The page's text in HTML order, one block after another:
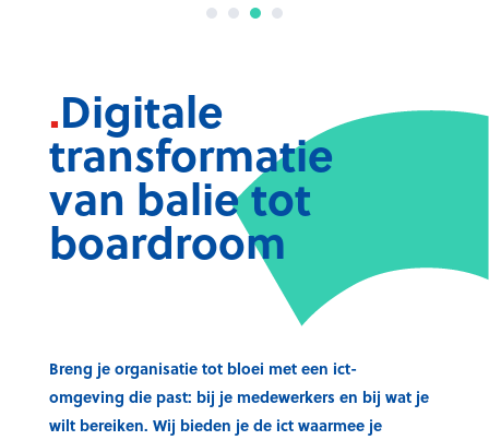
.Digitale
transformatie
van balie tot
boardroom
Breng je organisatie tot bloei met een ict-
omgeving die past: bij je medewerkers en bij wat je
wilt bereiken. Wij bieden je de ict waarmee je